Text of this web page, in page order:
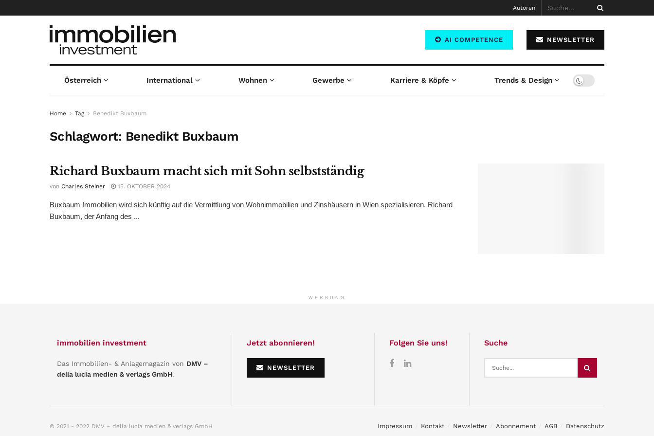
Autoren
AI COMPETENCE NEWSLETTER
Österreich International Wohnen Gewerbe Karriere & Köpfe Trends & Design
Home Tag Benedikt Buxbaum
Schlagwort: Benedikt Buxbaum
Richard Buxbaum macht sich mit Sohn selbstständig
von Charles Steiner 15. OKTOBER 2024
Buxbaum Immobilien wird sich künftig auf die Vermittlung von Wohnimmobilien und Zinshäusern in Wien spezialisieren. Richard
Buxbaum, der Anfang des ...
WERBUNG
immobilien investment
Das Immobilien- & Anlagemagazin von DMV –
della lucia medien & verlags GmbH.
Jetzt abonnieren!
NEWSLETTER
Folgen Sie uns! Suche
Impressum Kontakt Newsletter Abonnement AGB Datenschutz
© 2021 - 2022 DMV – della lucia medien & verlags GmbH